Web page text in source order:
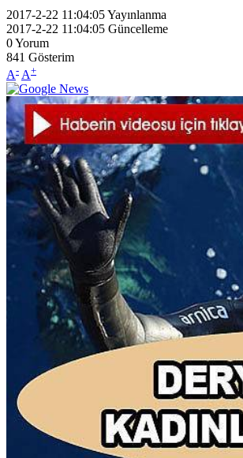
2017-2-22 11:04:05Yayınlanma
2017-2-22 11:04:05 Güncelleme
0Yorum
841 Gösterim
A- A+